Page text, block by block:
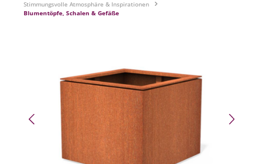
Stimmungsvolle Atmosphäre & Inspirationen
Blumentöpfe, Schalen & Gefäße